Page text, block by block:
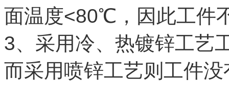
面温度<80℃，因此工件
3、采用冷、热镀锌工艺
而采用喷锌工艺则工件